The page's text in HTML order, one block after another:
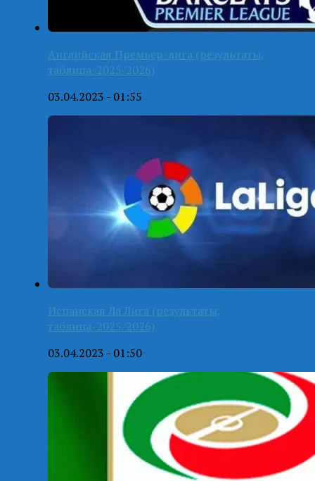
Английская Премьер-лига (результаты,
таблица-2025/2026)
03.04.2023 - 01:55
Испанская Ла Лига (результаты,
таблица-2025/2026)
03.04.2023 - 01:50